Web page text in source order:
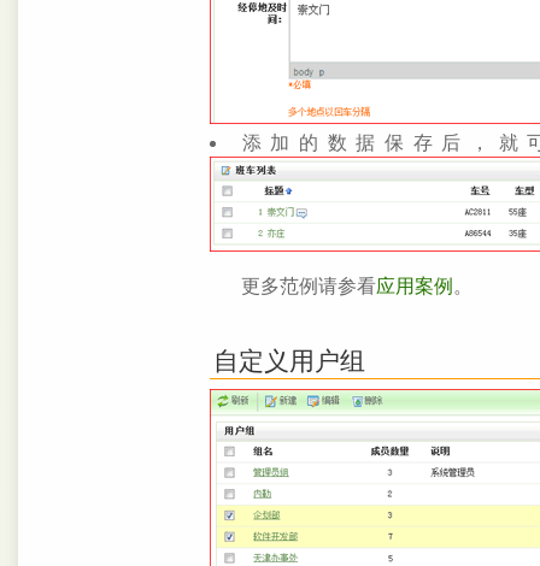
添加的数据保存后，就
更多范例请参看应用案例 。
自定义用户组